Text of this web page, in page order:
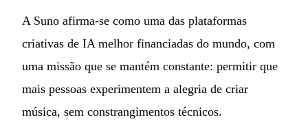
A Suno afirma-se como uma das plataformas
criativas de IA melhor financiadas do mundo, com
uma missão que se mantém constante: permitir que
mais pessoas experimentem a alegria de criar
música, sem constrangimentos técnicos.